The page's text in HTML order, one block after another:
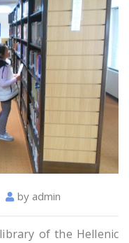
by admin
of the Hellenic